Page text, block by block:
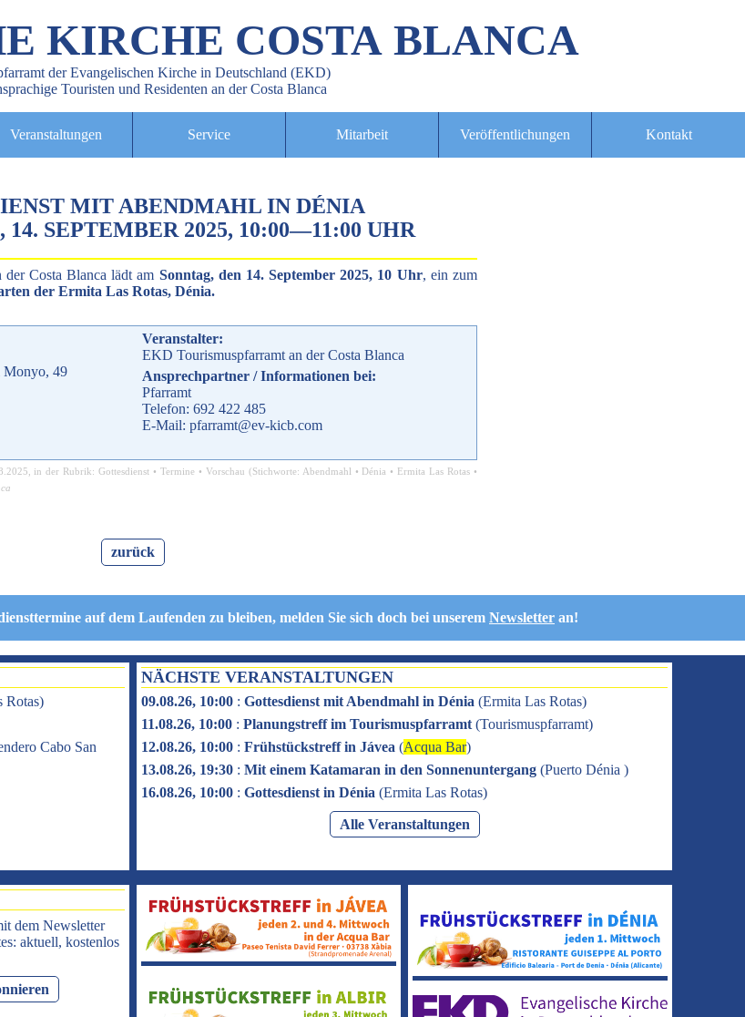
KIRCHE COSTA BLANCA
der Evangelischen Kirche in Deutschland (EKD)
Touristen und Residenten an der Costa Blanca
Veranstaltungen Service Mitarbeit Veröffentlichungen Kontakt
MIT ABENDMAHL IN DÉNIA
14. SEPTEMBER 2025, 10:00—11:00 UHR
Costa Blanca lädt am Sonntag, den 14. September 2025, 10 Uhr, ein zum
der Ermita Las Rotas, Dénia.
Monyo, 49
Veranstalter:
EKD Tourismuspfarramt an der Costa Blanca
Ansprechpartner / Informationen bei:
Pfarramt
Telefon: 692 422 485
E-Mail: pfarramt@ev-kicb.com
, in der Rubrik:Gottesdienst •Termine • Vorschau (Stichworte: Abendmahl • Dénia • Ermita Las Rotas •
zurück
auf dem Laufenden zu bleiben, melden Sie sich doch bei unserem Newsletter an!
Rotas)
Cabo San
NÄCHSTE VERANSTALTUNGEN
09.08.26, 10:00 : Gottesdienst mit Abendmahl in Dénia (Ermita Las Rotas)
11.08.26, 10:00 : Planungstreff im Tourismuspfarramt (Tourismuspfarramt)
12.08.26, 10:00 : Frühstückstreff in Jávea (Acqua Bar)
13.08.26, 19:30 : Mit einem Katamaran in den Sonnenuntergang (Puerto Dénia )
16.08.26, 10:00 : Gottesdienst in Dénia (Ermita Las Rotas)
Alle Veranstaltungen
dem Newsletter
aktuell, kostenlos